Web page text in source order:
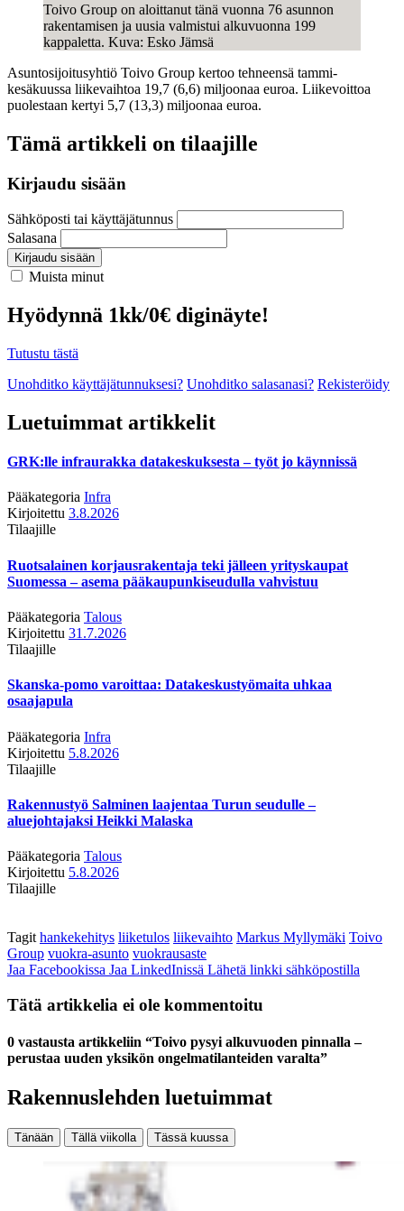
Toivo Group on aloittanut tänä vuonna 76 asunnon
rakentamisen ja uusia valmistui alkuvuonna 199
kappaletta. Kuva: Esko Jämsä
Asuntosijoitusyhtiö Toivo Group kertoo tehneensä tammi-
kesäkuussa liikevaihtoa 19,7 (6,6) miljoonaa euroa. Liikevoittoa
puolestaan kertyi 5,7 (13,3) miljoonaa euroa.
Tämä artikkeli on tilaajille
Kirjaudu sisään
Sähköposti tai käyttäjätunnus
Salasana
Kirjaudu sisään
Muista minut
Hyödynnä 1kk/0€ diginäyte!
Tutustu tästä
Unohditko käyttäjätunnuksesi? Unohditko salasanasi? Rekisteröidy
Luetuimmat artikkelit
GRK:lle infraurakka datakeskuksesta – työt jo käynnissä
Pääkategoria Infra
Kirjoitettu 3.8.2026
Tilaajille
Ruotsalainen korjausrakentaja teki jälleen yrityskaupat
Suomessa – asema pääkaupunkiseudulla vahvistuu
Pääkategoria Talous
Kirjoitettu 31.7.2026
Tilaajille
Skanska-pomo varoittaa: Datakeskustyömaita uhkaa
osaajapula
Pääkategoria Infra
Kirjoitettu 5.8.2026
Tilaajille
Rakennustyö Salminen laajentaa Turun seudulle –
aluejohtajaksi Heikki Malaska
Pääkategoria Talous
Kirjoitettu 5.8.2026
Tilaajille
Tagit hankekehitys liiketulos liikevaihto Markus Myllymäki Toivo
Group vuokra-asunto vuokrausaste
Jaa Facebookissa Jaa LinkedInissä Lähetä linkki sähköpostilla
Tätä artikkelia ei ole kommentoitu
0 vastausta artikkeliin “Toivo pysyi alkuvuoden pinnalla –
perustaa uuden yksikön ongelmatilanteiden varalta”
Rakennuslehden luetuimmat
Tänään Tällä viikolla Tässä kuussa